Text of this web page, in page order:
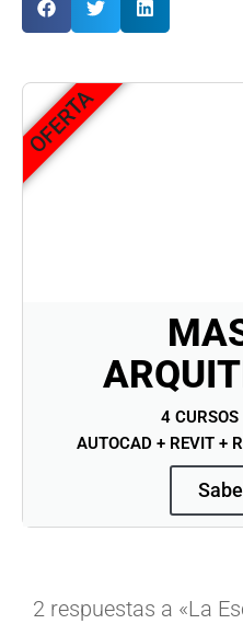
4
AUTOCAD + REVIT +
OFERTA
2 respuestas a «La